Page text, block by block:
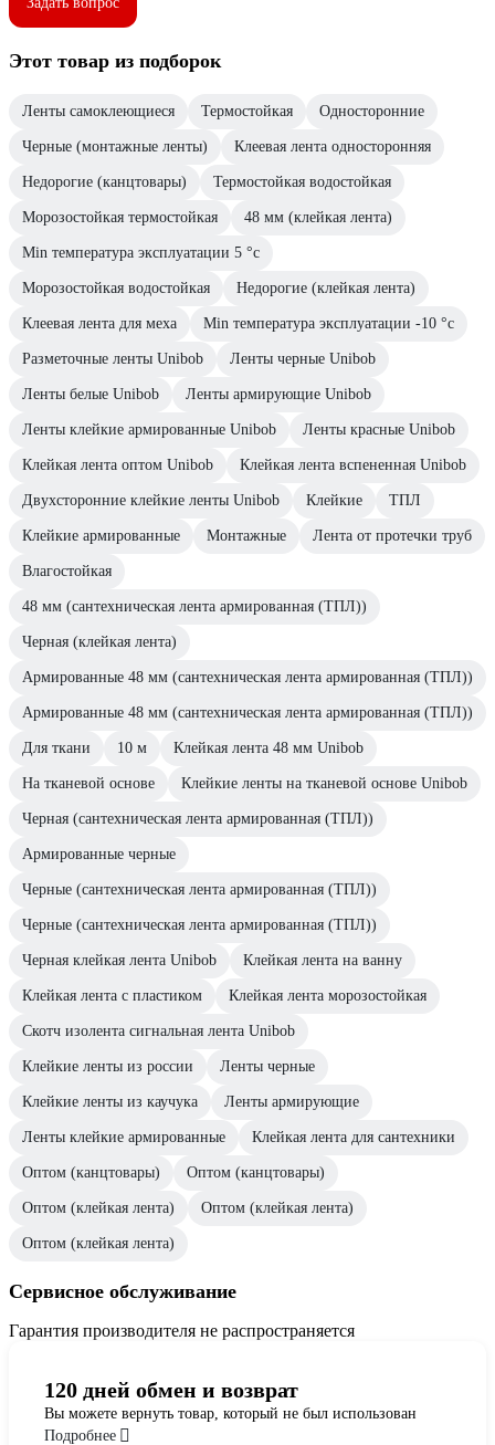
Этот товар из подборок
Ленты самоклеющиеся Термостойкая Односторонние
Черные (монтажные ленты) Клеевая лента односторонняя
Недорогие (канцтовары) Термостойкая водостойкая
Морозостойкая термостойкая 48 мм (клейкая лента)
Min температура эксплуатации 5 °с
Морозостойкая водостойкая Недорогие (клейкая лента)
Клеевая лента для меха Min температура эксплуатации -10 °с
Разметочные ленты Unibob Ленты черные Unibob
Ленты белые Unibob Ленты армирующие Unibob
Ленты клейкие армированные Unibob Ленты красные Unibob
Клейкая лента оптом Unibob Клейкая лента вспененная Unibob
Двухсторонние клейкие ленты Unibob Клейкие ТПЛ
Клейкие армированные Монтажные Лента от протечки труб
Влагостойкая
48 мм (сантехническая лента армированная (ТПЛ))
Черная (клейкая лента)
Армированные 48 мм (сантехническая лента армированная (ТПЛ))
Армированные 48 мм (сантехническая лента армированная (ТПЛ))
Для ткани 10 м Клейкая лента 48 мм Unibob
На тканевой основе Клейкие ленты на тканевой основе Unibob
Черная (сантехническая лента армированная (ТПЛ))
Армированные черные
Черные (сантехническая лента армированная (ТПЛ))
Черные (сантехническая лента армированная (ТПЛ))
Черная клейкая лента Unibob Клейкая лента на ванну
Клейкая лента с пластиком Клейкая лента морозостойкая
Скотч изолента сигнальная лента Unibob
Клейкие ленты из россии Ленты черные
Клейкие ленты из каучука Ленты армирующие
Ленты клейкие армированные Клейкая лента для сантехники
Оптом (канцтовары) Оптом (канцтовары)
Оптом (клейкая лента) Оптом (клейкая лента)
Оптом (клейкая лента)
Сервисное обслуживание
Гарантия производителя не распространяется
120 дней обмен и возврат
Вы можете вернуть товар, который не был использован
Подробнее